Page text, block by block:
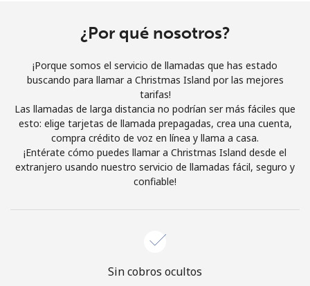
estosTérminos y condiciones.
Únete
¡Hola!
¿Por qué nosotros?
¡Porque somos el servicio de llamadas que has estado
buscando para llamar a Christmas Island por las mejores
tarifas!
Las llamadas de larga distancia no podrían ser más fáciles que
esto: elige tarjetas de llamada prepagadas, crea una cuenta,
compra crédito de voz en línea y llama a casa.
¡Entérate cómo puedes llamar a Christmas Island desde el
extranjero usando nuestro servicio de llamadas fácil, seguro y
confiable!
Sin cobros ocultos